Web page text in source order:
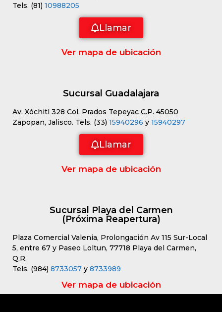
Tels. (81) 10988205
Llamar
Ver mapa de ubicación
Sucursal Guadalajara
Av. Xóchitl 328 Col. Prados Tepeyac C.P. 45050
Zapopan, Jalisco. Tels. (33) 15940296 y 15940297
Llamar
Ver mapa de ubicación
Sucursal Playa del Carmen
(Próxima Reapertura)
Plaza Comercial Valenia, Prolongación Av 115 Sur-Local
5, entre 67 y Paseo Loltun, 77718 Playa del Carmen,
Q.R.
Tels. (984) 8733057 y 8733989
Ver mapa de ubicación